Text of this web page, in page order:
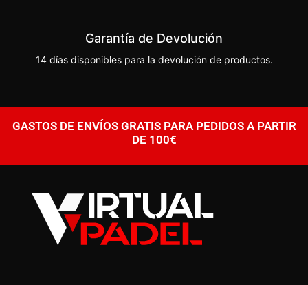
Garantía de Devolución
14 días disponibles para la devolución de productos.
GASTOS DE ENVÍOS GRATIS PARA PEDIDOS A PARTIR
DE 100€